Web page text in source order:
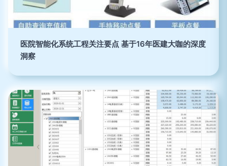
医院智能化系统工程关注要点 基于16年医建大咖的深度
洞察